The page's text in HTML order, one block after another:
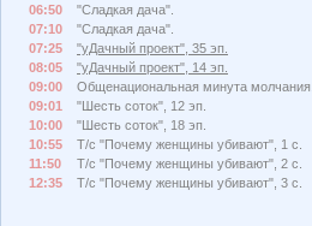
06:50
"Сладкая дача".
07:10
"Сладкая дача".
07:25
"уДачный проект", 35 эп.
08:05
"уДачный проект", 14 эп.
09:00
Общенациональная минута молчания.
09:01
"Шесть соток", 12 эп.
10:00
"Шесть соток", 18 эп.
10:55
Т/с "Почему женщины убивают", 1 с.
11:50
Т/с "Почему женщины убивают", 2 с.
12:35
Т/с "Почему женщины убивают", 3 с.